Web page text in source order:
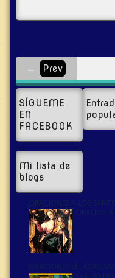
← Prev
SÍGUEME
EN
FACEBOOK
Mi lista de
blogs
ORACIONES A LOS
ORACION A
ORACIONES
SANTA